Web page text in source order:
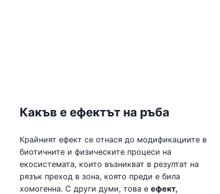
Какъв е ефектът на ръба
Крайният ефект се отнася до модификациите в
биотичните и физическите процеси на
екосистемата, които възникват в резултат на
рязък преход в зона, която преди е била
хомогенна. С други думи, това е ефект,